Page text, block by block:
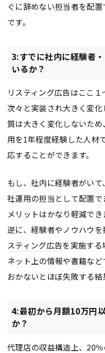
ぐに辞めない担当者を配
です。
3:すでに社内に経験者
いるか？
リスティング広告はここ
次々と実装され大きく変
質は大きく変化しないため
用を1年程度経験した人材
応することができます。
もし、社内に経験者がい
社運用の担当として配置
メリットはかなり軽減でき
逆に、経験者やノウハウ
スティング広告を実施する
ネット上の情報や書籍な
おかないとほぼ失敗する結
4:最初から月額10万円
か？
代理店の収益構造上、20